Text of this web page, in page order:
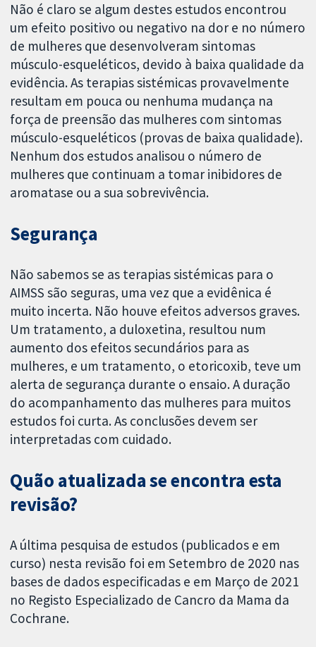
Não é claro se algum destes estudos encontrou
um efeito positivo ou negativo na dor e no número
de mulheres que desenvolveram sintomas
músculo-esqueléticos, devido à baixa qualidade da
evidência. As terapias sistémicas provavelmente
resultam em pouca ou nenhuma mudança na
força de preensão das mulheres com sintomas
músculo-esqueléticos (provas de baixa qualidade).
Nenhum dos estudos analisou o número de
mulheres que continuam a tomar inibidores de
aromatase ou a sua sobrevivência.
Segurança
Não sabemos se as terapias sistémicas para o
AIMSS são seguras, uma vez que a evidênica é
muito incerta. Não houve efeitos adversos graves.
Um tratamento, a duloxetina, resultou num
aumento dos efeitos secundários para as
mulheres, e um tratamento, o etoricoxib, teve um
alerta de segurança durante o ensaio. A duração
do acompanhamento das mulheres para muitos
estudos foi curta. As conclusões devem ser
interpretadas com cuidado.
Quão atualizada se encontra esta
revisão?
A última pesquisa de estudos (publicados e em
curso) nesta revisão foi em Setembro de 2020 nas
bases de dados especificadas e em Março de 2021
no Registo Especializado de Cancro da Mama da
Cochrane.